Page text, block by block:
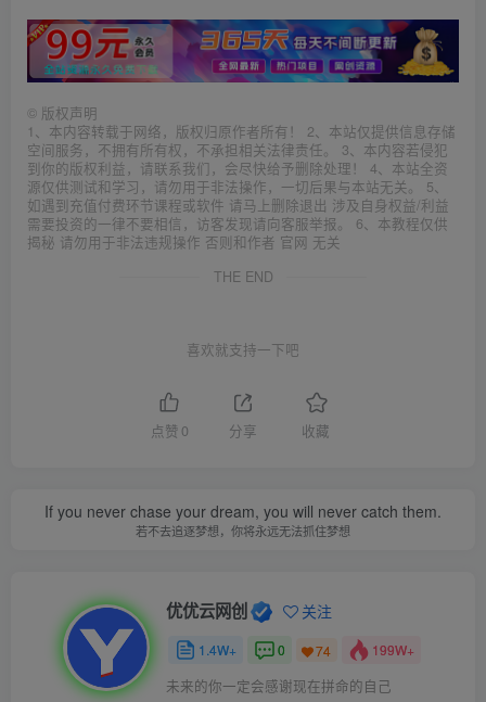
© 版权声明
1、本内容转载于网络，版权归原作者所有！ 2、本站仅提供信息存储
空间服务，不拥有所有权，不承担相关法律责任。 3、本内容若侵犯
到你的版权利益，请联系我们，会尽快给予删除处理！ 4、本站全资
源仅供测试和学习，请勿用于非法操作，一切后果与本站无关。 5、
如遇到充值付费环节课程或软件 请马上删除退出 涉及自身权益/利益
需要投资的一律不要相信，访客发现请向客服举报。 6、本教程仅供
揭秘 请勿用于非法违规操作 否则和作者 官网 无关
THE END
喜欢就支持一下吧
点赞 0 分享 收藏
If you never chase your dream, you will never catch them.
若不去追逐梦想，你将永远无法抓住梦想
优优云网创 关注
1.4W+ 0 74 199W+
未来的你一定会感谢现在拼命的自己